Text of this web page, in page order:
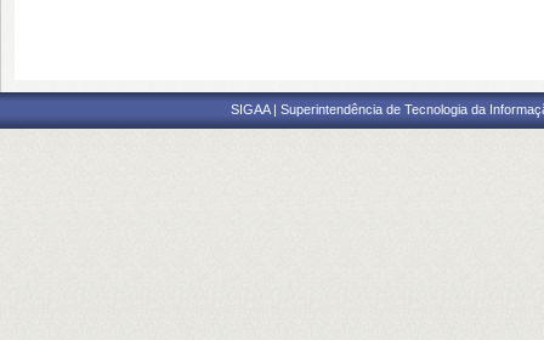
SIGAA | Superintendência de Tecnologia da